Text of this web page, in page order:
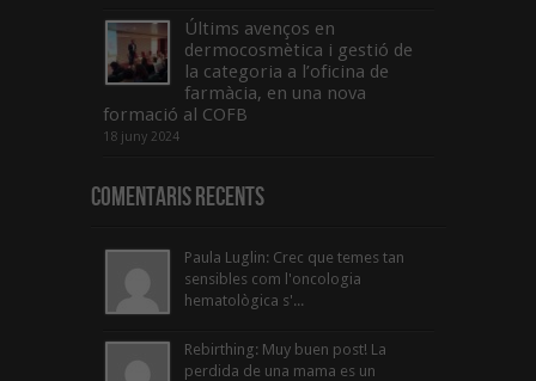
Últims avenços en
dermocosmètica i gestió de
la categoria a l’oficina de
farmàcia, en una nova
formació al COFB
18 juny 2024
Comentaris Recents
Paula Luglin: Crec que temes tan
sensibles com l'oncologia
hematològica s'...
Rebirthing: Muy buen post! La
perdida de una mama es un